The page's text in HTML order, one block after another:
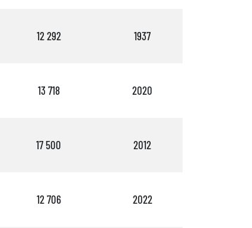
12 292 1937
13 718 2020
17 500 2012
12 706 2022